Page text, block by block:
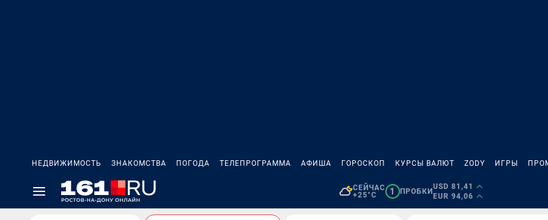
НЕДВИЖИМОСТЬ ЗНАКОМСТВА ПОГОДА ТЕЛЕПРОГРАММА АФИША ГОРОСКОП КУРСЫ ВАЛЮТ ZODY ИГРЫ
СЕЙЧАС
+25°C
1 ПРОБКИ
USD 81,41
EUR 94,06